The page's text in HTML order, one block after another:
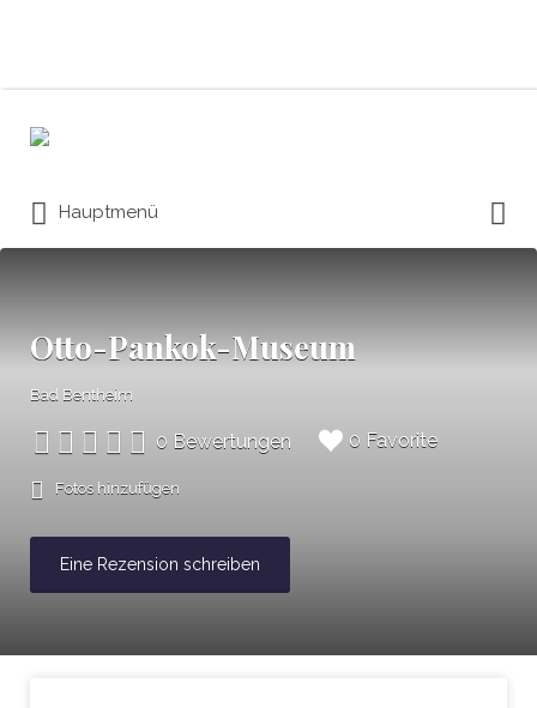
nach:
Hauptmenü
Otto-Pankok-Museum
Bad Bentheim
0 Bewertungen 0 Favorite
Fotos hinzufügen
Eine Rezension schreiben